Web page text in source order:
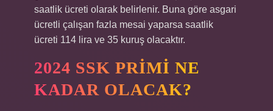
saatlik ücreti olarak belirlenir. Buna göre asgari
ücretli çalışan fazla mesai yaparsa saatlik
ücreti 114 lira ve 35 kuruş olacaktır.
2024 SSK PRIMI NE
KADAR OLACAK?